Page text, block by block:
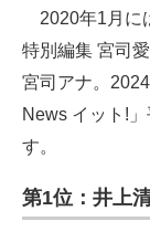
2020年1月に
特別編集 宮司
宮司アナ。
News イット!
す。
第1位：井上